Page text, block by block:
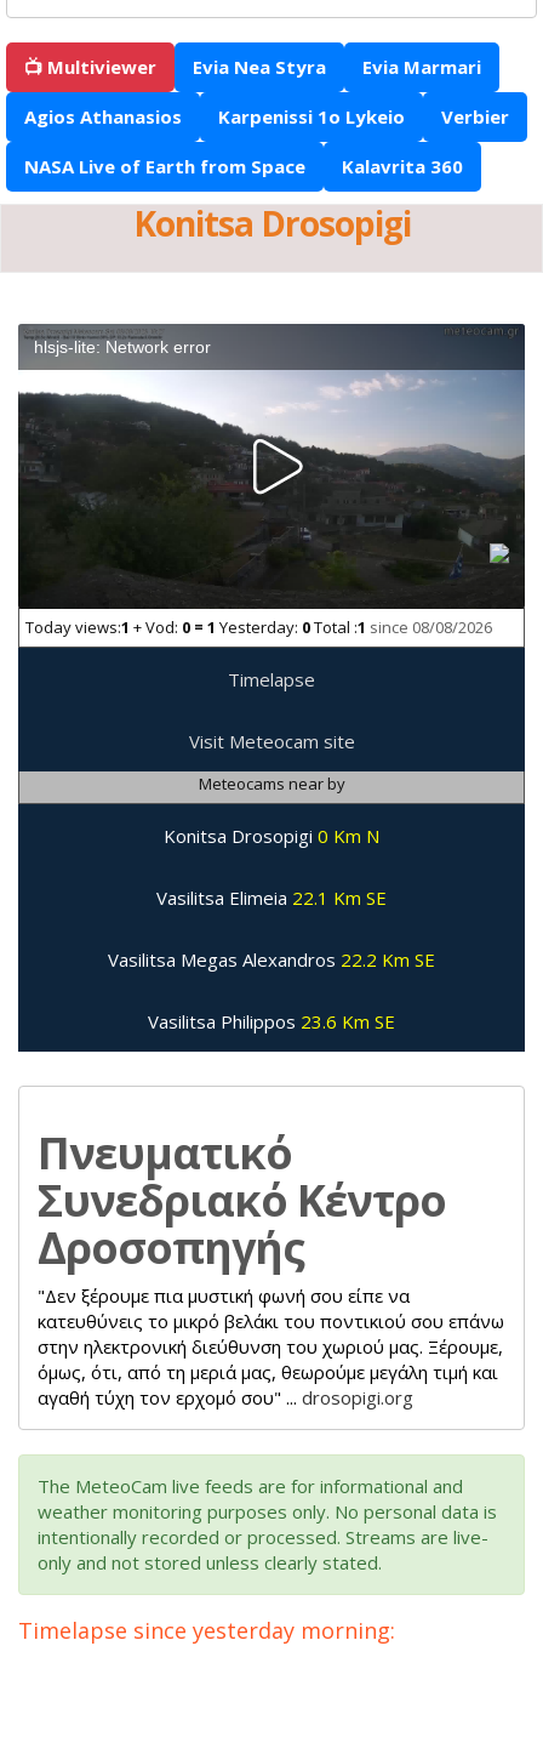
📺 Multiviewer Evia Nea Styra Evia Marmari
Agios Athanasios Karpenissi 1o Lykeio Verbier
NASA Live of Earth from Space Kalavrita 360
Konitsa Drosopigi
hlsjs-lite: Network error
Today views:1 + Vod: 0 = 1 Yesterday: 0Total :1 since 08/08/2026
Timelapse
Visit Meteocam site
Meteocams near by
Konitsa Drosopigi 0 Km N
Vasilitsa Elimeia 22.1 Km SE
Vasilitsa Megas Alexandros 22.2 Km SE
Vasilitsa Philippos 23.6 Km SE
Πνευματικό
Συνεδριακό Κέντρο
Δροσοπηγής
"Δεν ξέρουμε πια μυστική φωνή σου είπε να
κατευθύνεις το μικρό βελάκι του ποντικιού σου επάνω
στην ηλεκτρονική διεύθυνση του χωριού μας. Ξέρουμε,
όμως, ότι, από τη μεριά μας, θεωρούμε μεγάλη τιμή και
αγαθή τύχη τον ερχομό σου" ... drosopigi.org
The MeteoCam live feeds are for informational and
weather monitoring purposes only. No personal data is
intentionally recorded or processed. Streams are live-
only and not stored unless clearly stated.
Timelapse since yesterday morning: